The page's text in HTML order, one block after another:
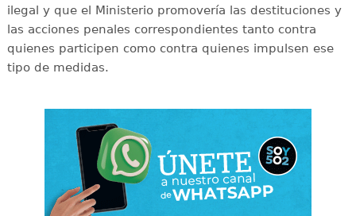
ilegal y que el Ministerio promovería las destituciones y
las acciones penales correspondientes tanto contra
quienes participen como contra quienes impulsen ese
tipo de medidas.